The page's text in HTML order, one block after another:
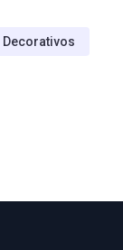
Decorativos